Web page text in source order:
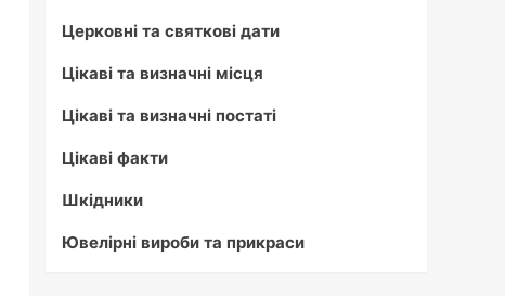
Церковні та святкові дати
Цікаві та визначні місця
Цікаві та визначні постаті
Цікаві факти
Шкідники
Ювелірні вироби та прикраси